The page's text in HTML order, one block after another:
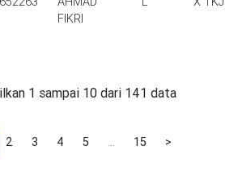
FIKRI
1 sampai 10 dari 141 data
2 3 4 5 … 15 >